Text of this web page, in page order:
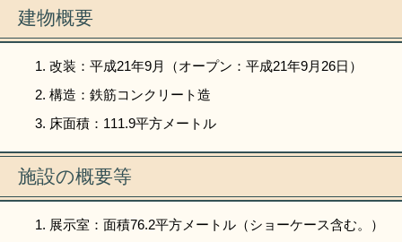
建物概要
改装：平成21年9月（オープン：平成21年9月26日）
構造：鉄筋コンクリート造
床面積：111.9平方メートル
施設の概要等
展示室：面積76.2平方メートル（ショーケース含む。）